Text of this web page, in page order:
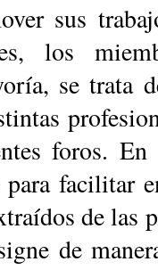
sus
los
se trata
foros.
para facilitar
de las
de